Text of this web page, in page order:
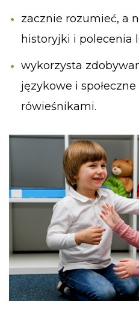
zacznie rozumieć, a
historyjki i polecenia
wykorzysta
językowe i
rówieśnikami.